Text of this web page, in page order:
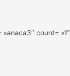
count= »1″